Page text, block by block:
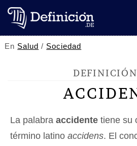
En Salud / Sociedad
La palabra accidente tiene su
término latino accidens. El